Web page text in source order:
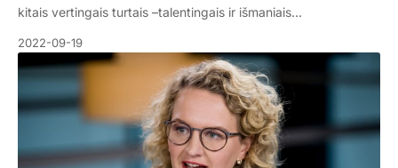
kitais vertingais turtais –talentingais ir išmaniais…
2022-09-19